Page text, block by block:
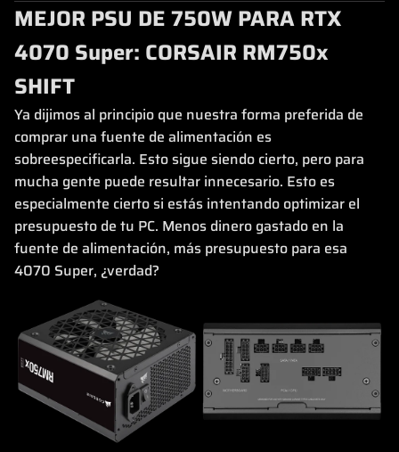
MEJOR PSU DE 750W PARA RTX
4070 Super: CORSAIR RM750x
SHIFT
Ya dijimos al principio que nuestra forma preferida de
comprar una fuente de alimentación es
sobreespecificarla. Esto sigue siendo cierto, pero para
mucha gente puede resultar innecesario. Esto es
especialmente cierto si estás intentando optimizar el
presupuesto de tu PC. Menos dinero gastado en la
fuente de alimentación, más presupuesto para esa
4070 Super, ¿verdad?